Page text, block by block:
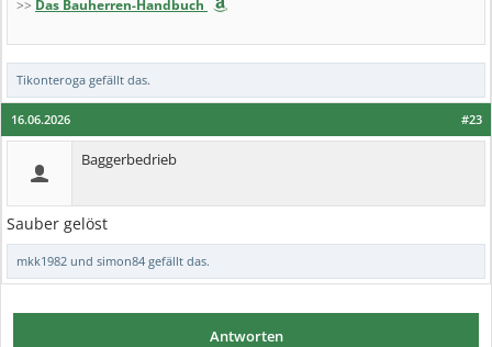
>> Das Bauherren-Handbuch
Tikonteroga gefällt das.
#23
16.06.2026
Baggerbedrieb
Sauber gelöst
mkk1982 und simon84 gefällt das.
Antworten